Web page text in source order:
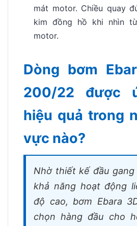
mát motor. Chiều quay
kim đồng hồ khi nhìn
motor.
Dòng bơm
200/22 được
hiệu quả trong
vực nào?
Nhờ thiết kế đầu gang
khả năng hoạt động
độ cao, bơm Ebara
chọn hàng đầu cho